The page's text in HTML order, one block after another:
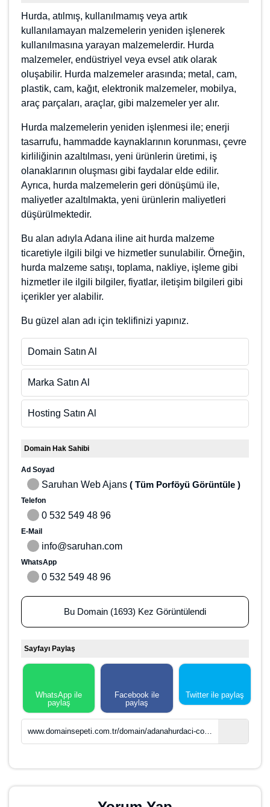
Hurda, atılmış, kullanılmamış veya artık kullanılamayan
malzemelerin yeniden işlenerek kullanılmasına
yarayan malzemelerdir. Hurda malzemeler, endüstriyel
veya evsel atık olarak oluşabilir. Hurda malzemeler
arasında; metal, cam, plastik, cam, kağıt, elektronik
malzemeler, mobilya, araç parçaları, araçlar, gibi
malzemeler yer alır.
Hurda malzemelerin yeniden işlenmesi ile; enerji
tasarrufu, hammadde kaynaklarının korunması, çevre
kirliliğinin azaltılması, yeni ürünlerin üretimi, iş
olanaklarının oluşması gibi faydalar elde edilir. Ayrıca,
hurda malzemelerin geri dönüşümü ile, maliyetler
azaltılmakta, yeni ürünlerin maliyetleri düşürülmektedir.
ticaretiyle ilgili bilgi ve hizmetler sunulabilir. Örneğin,
hurda malzeme satışı, toplama, nakliye, işleme gibi
hizmetler ile ilgili bilgiler, fiyatlar, iletişim bilgileri gibi
içerikler yer alabilir.
Domain Satın Al
Marka Satın Al
Hosting Satın Al
Saruhan Web Ajans
Telefon
0 532 549 48 96
E-Mail
info@saruhan.com
WhatsApp
0 532 549 48 96
Bu Domain (1693) Kez Görüntülendi
www.domainsepeti.com.tr/domain/adanahurdaci-com-tr